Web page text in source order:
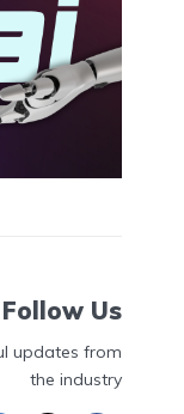
Follow Us
updates from
the industry